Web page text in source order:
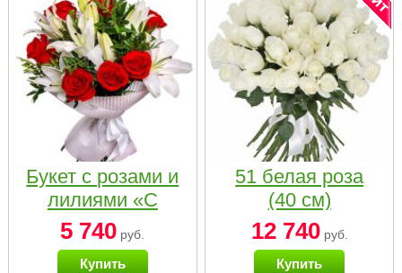
Букет с розами и
лилиями «С
наилучшими
пожеланиями»
5 740 руб.
Купить
51 белая роза
(40 см)
12 740руб.
Купить